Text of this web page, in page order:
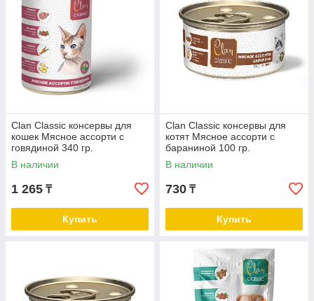
Clan Classic консервы для
кошек Мясное ассорти с
говядиной 340 гр.
В наличии
1 265 ₸
Купить
Clan Classic консервы для
котят Мясное ассорти с
бараниной 100 гр.
В наличии
730 ₸
Купить